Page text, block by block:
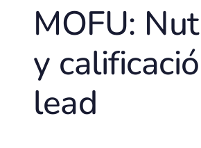
MOFU:
y
lead